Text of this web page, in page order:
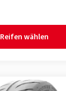
Reifen wählen